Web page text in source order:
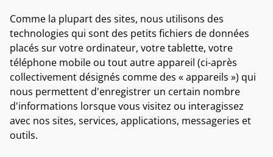
Comme la plupart des sites, nous utilisons des
technologies qui sont des petits fichiers de données
placés sur votre ordinateur, votre tablette, votre
téléphone mobile ou tout autre appareil (ci-après
collectivement désignés comme des « appareils ») qui
nous permettent d'enregistrer un certain nombre
d'informations lorsque vous visitez ou interagissez
avec nos sites, services, applications, messageries et
outils.